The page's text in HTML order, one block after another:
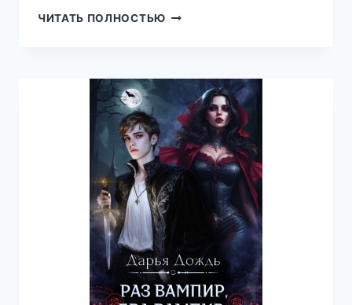
ЧИТАТЬ ПОЛНОСТЬЮ АСТЕРИЙ:
МАГА
ПУТИ!
(3),
ЭРЛИ
МОУРИ